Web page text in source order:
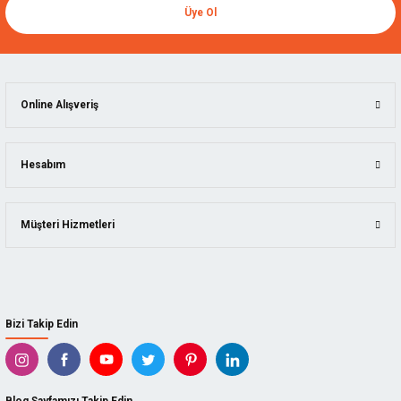
Üye Ol
Bizi Takip Edin
Online Alışveriş
Hesabım
Müşteri Hizmetleri